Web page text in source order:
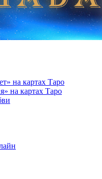
на картах Таро
на картах Таро